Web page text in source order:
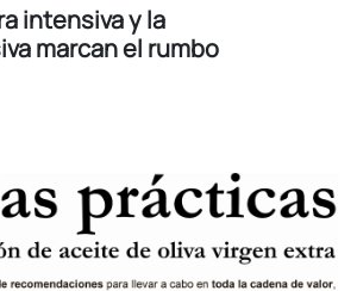
intensiva y la
marcan el rumbo